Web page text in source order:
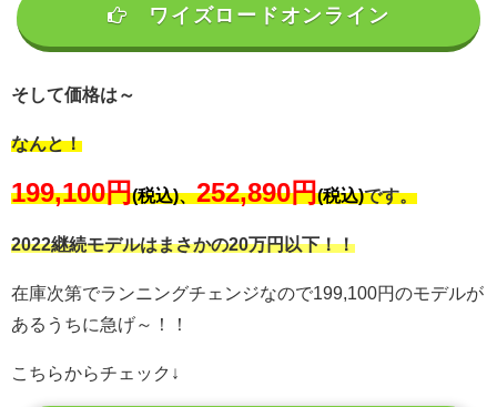
ワイズロードオンライン
そして価格は～
なんと！
199,100円(税込)、252,890円(税込)です。
2022継続モデルはまさかの20万円以下！！
在庫次第でランニングチェンジなので199,100円のモデルが
あるうちに急げ～！！
こちらからチェック↓